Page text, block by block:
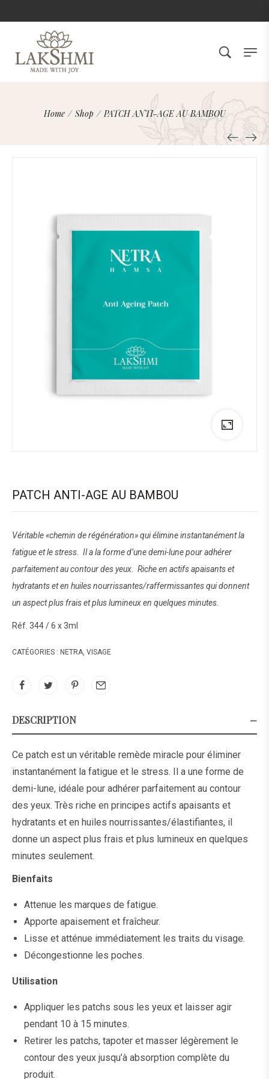
Home / Shop / PATCH ANTI-AGE AU BAMBOU
PATCH ANTI-AGE AU BAMBOU
Véritable «chemin de régénération» qui élimine instantanément la
fatigue et le stress. Il a la forme d’une demi-lune pour adhérer
parfaitement au contour des yeux. Riche en actifs apaisants et
hydratants et en huiles nourrissantes/raffermissantes qui donnent
un aspect plus frais et plus lumineux en quelques minutes.
Réf. 344 / 6 x 3ml
CATÉGORIES : NETRA, VISAGE
DESCRIPTION
Ce patch est un véritable remède miracle pour éliminer
instantanément la fatigue et le stress. Il a une forme de
demi-lune, idéale pour adhérer parfaitement au contour
des yeux. Très riche en principes actifs apaisants et
hydratants et en huiles nourrissantes/élastifiantes, il
donne un aspect plus frais et plus lumineux en quelques
minutes seulement.
Bienfaits
Attenue les marques de fatigue.
Apporte apaisement et fraîcheur.
Lisse et atténue immédiatement les traits du visage.
Décongestionne les poches.
Utilisation
Appliquer les patchs sous les yeux et laisser agir
pendant 10 à 15 minutes.
Retirer les patchs, tapoter et masser légèrement le
contour des yeux jusqu’à absorption complète du
produit.